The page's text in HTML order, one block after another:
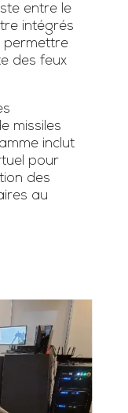
entre le
intégrés
permettre
des feux
missiles
inclut
pour
des
au